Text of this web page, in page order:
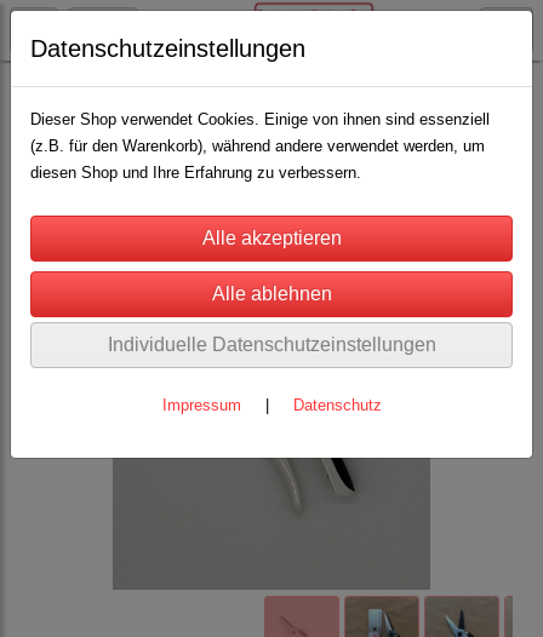
Lama / Alpaka Klauenpflege(13)
Datenschutzeinstellungen
Dieser Shop verwendet Cookies. Einige von ihnen sind essenziell
(z.B. für den Warenkorb), während andere verwendet werden, um
diesen Shop und Ihre Erfahrung zu verbessern.
Individuelle Datenschutzeinstellungen
Impressum Datenschutz